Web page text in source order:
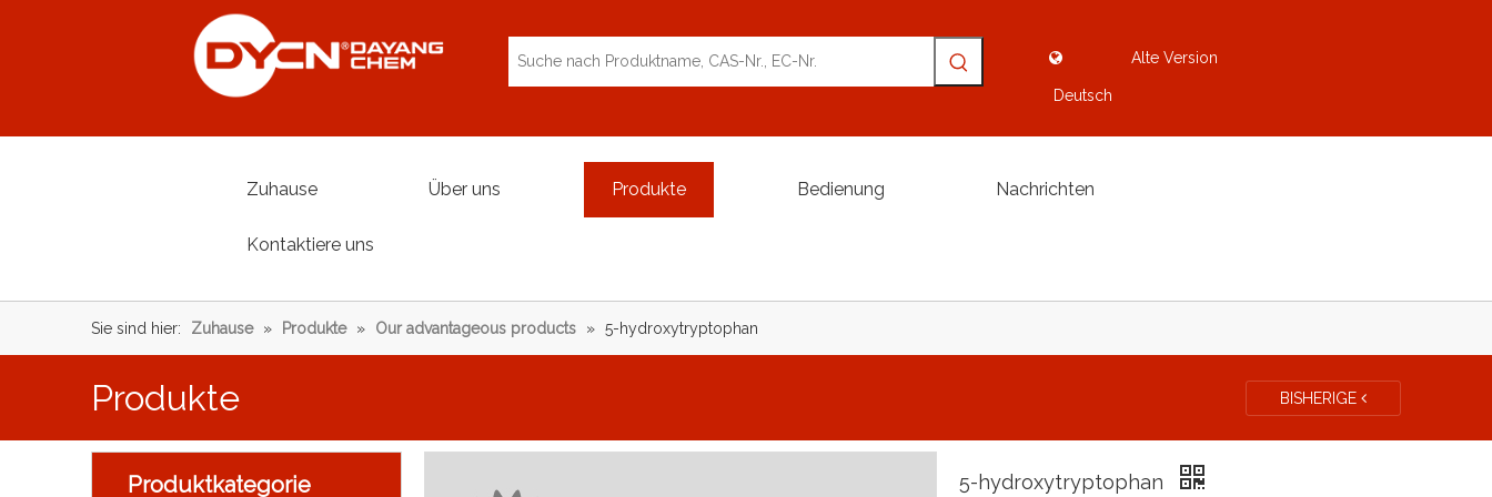
Deutsch
Alte Version
Zuhause Über uns Produkte Bedienung Nachrichten
Kontaktiere uns
Sie sind hier: Zuhause » Produkte » Our advantageous products » 5-hydroxytryptophan
Produkte BISHERIGE
Produktkategorie 5-hydroxytryptophan